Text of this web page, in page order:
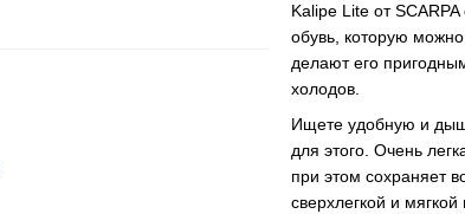
Kalipe Lite от
обувь, которую
делают его
холодов.
Ищете удобную и
для этого. Очень
при этом сохраняет
сверхлегкой и